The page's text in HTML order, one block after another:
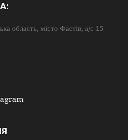
область, місто Фастів, а/с 15